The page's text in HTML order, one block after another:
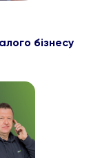
бізнесу